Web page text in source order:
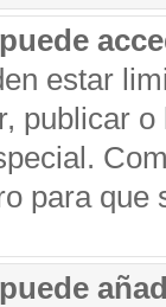
estar
publicar
para que